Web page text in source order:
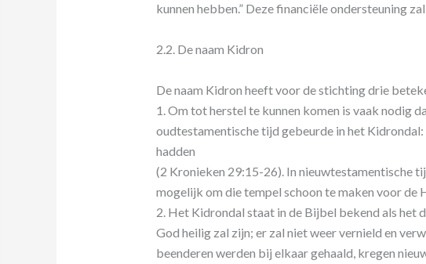
kunnen hebben.” Deze financiële ondersteuning
2.2. De naam Kidron
De naam Kidron heeft voor de stichting drie
1. Om tot herstel te kunnen komen is vaak nodig
oudtestamentische tijd gebeurde in het
hadden
(2 Kronieken 29:15-26). In nieuwtestamentische
mogelijk om die tempel schoon te maken voor de
2. Het Kidrondal staat in de Bijbel bekend als het
God heilig zal zijn; er zal niet weer vernield en
beenderen werden bij elkaar gehaald, kregen